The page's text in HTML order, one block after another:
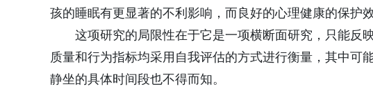
孩的睡眠有更显著的不利影响，而良好的心理健康的保护
这项研究的局限性在于它是一项横断面研究，只能反
质量和行为指标均采用自我评估的方式进行衡量，其中可
静坐的具体时间段也不得而知。